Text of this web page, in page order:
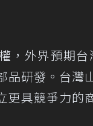
，外界預期
品研發。台
更具競爭力